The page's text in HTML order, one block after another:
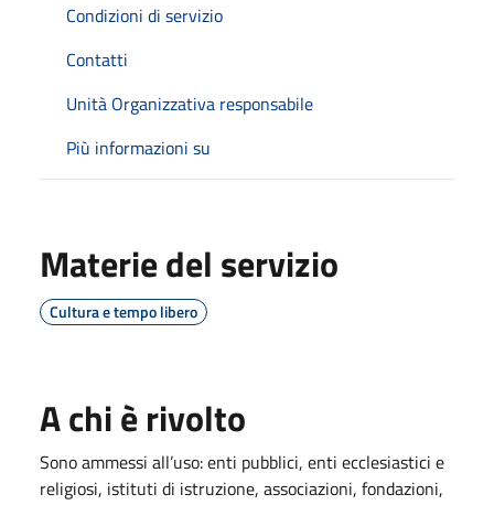
Condizioni di servizio
Contatti
Unità Organizzativa responsabile
Più informazioni su
Materie del servizio
Cultura e tempo libero
A chi è rivolto
Sono ammessi all’uso: enti pubblici, enti ecclesiastici e
religiosi, istituti di istruzione, associazioni, fondazioni,